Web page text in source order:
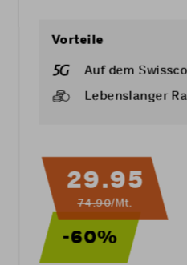
Vorteile
Auf dem
Lebenslanger
29.95
74.90/Mt.
-60%